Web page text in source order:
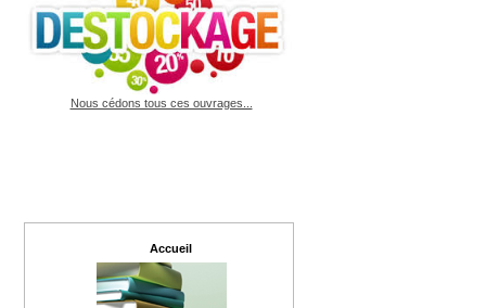
Nous cédons tous ces ouvrages...
Accueil